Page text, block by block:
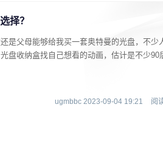
择？
是父母能够给我买一套奥特曼的光盘，不少
盘收纳盒找自己想看的动画，估计是不少90
ugmbbc 2023-09-04 19:21 阅